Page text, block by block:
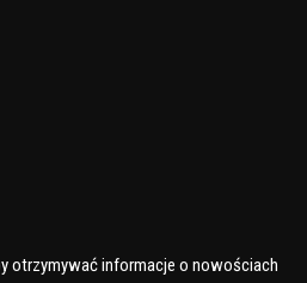
otrzymywać informacje o nowościach